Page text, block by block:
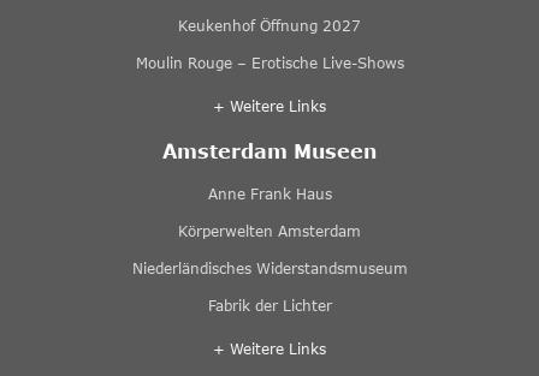
Keukenhof Öffnung 2027
Moulin Rouge – Erotische Live-Shows
+ Weitere Links
Amsterdam Museen
Anne Frank Haus
Körperwelten Amsterdam
Niederländisches Widerstandsmuseum
Fabrik der Lichter
+ Weitere Links